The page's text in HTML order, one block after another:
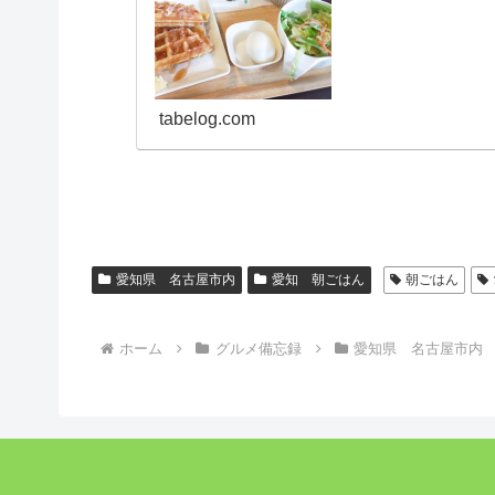
tabelog.com
愛知県 名古屋市内 愛知 朝ごはん 朝ごはん
ホーム グルメ備忘録 愛知県 名古屋市内